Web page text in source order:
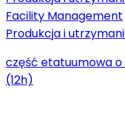
Facility Management
Produkcja i
część etatuumowa o
(12h)